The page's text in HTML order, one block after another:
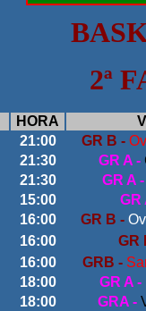
2ª
HORA
21:00 GR B - O
21:30 GR A -
21:30
GR A -
15:00
GR
16:00 GR B -
16:00
GR
16:00 GRB -
18:00 GR A -
18:00 GRA -